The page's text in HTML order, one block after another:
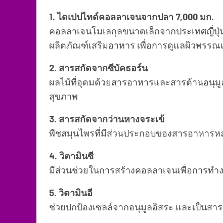
1. ไดเปปไทด์คอลลาเจนจากปลา 7,000 มก.
คอลลาเจนโมเลกุลขนาดเล็กจากประเทศญี่
ผลิตภัณฑ์เสริมอาหาร เพื่อการดูแลผิวพรร
2. สารสกัดจากซีบัคธอร์น
ผลไม้ที่อุดมด้วยสารอาหารและสารต้านอนุ
สุขภาพ
3. สารสกัดจากว่านหางจระเข้
พืชสมุนไพรที่มีส่วนประกอบของสารอาหาร
4. วิตามินซี
มีส่วนช่วยในการสร้างคอลลาเจนเพื่อการท
5. วิตามินอี
ช่วยปกป้องเซลล์จากอนุมูลอิสระ และเป็นส